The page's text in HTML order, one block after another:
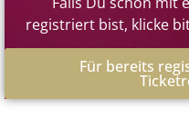
registriert bist, klicke
Für bereits